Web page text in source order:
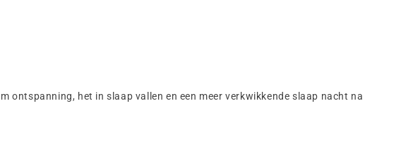
ontspanning, het in slaap vallen en een meer verkwikkende slaap nacht na